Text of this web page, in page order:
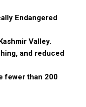
Endangered
Valley.
and reduced
fewer than 200